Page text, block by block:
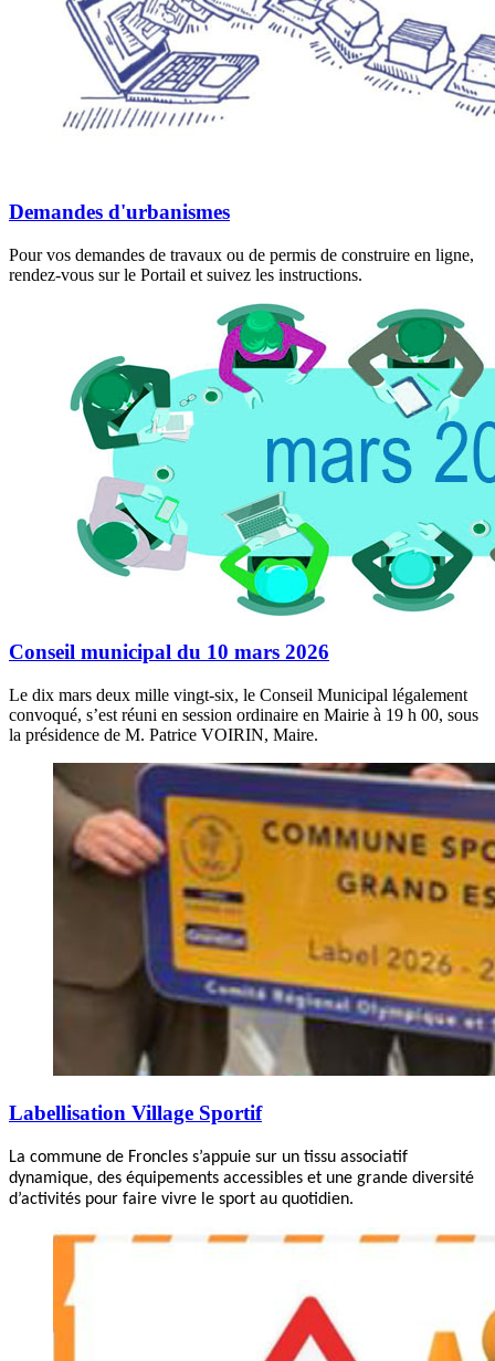
Demandes d'urbanismes
Pour vos demandes de travaux ou de permis de construire en ligne,
rendez-vous sur le Portail et suivez les instructions.
Conseil municipal du 10 mars 2026
Le dix mars deux mille vingt-six, le Conseil Municipal légalement
convoqué, s’est réuni en session ordinaire en Mairie à 19 h 00, sous
la présidence de M. Patrice VOIRIN, Maire.
Labellisation Village Sportif
La commune de Froncles s’appuie sur un tissu associatif
dynamique, des équipements accessibles et une grande diversité
d’activités pour faire vivre le sport au quotidien.